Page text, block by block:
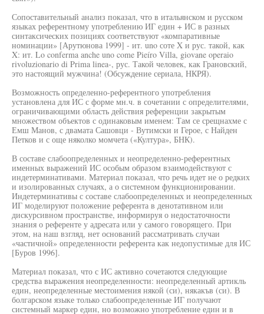
Сопоставительный анализ показал, что в итальянском и русском
языках референтному употреблению ИГ един + ИС в разных
синтаксических позициях соответствуют «компаративные
номинации» [Арутюнова 1999] - ит. uno соте X и рус. такой, как
X: ит. Lo conferma anche uno come Pieíro Villa, giovane operaio
rivoluzionario di Prima linea-, рус. Такой человек, как Грановский,
это настоящий мужчина! (Обсуждение сериала, НКРЯ).
Возможность определенно-референтного употребления
установлена для ИС с форме мн.ч. в сочетании с определителями,
ограничивающими область действия референции закрытым
множеством объектов с одинаковым именем: Там се срещнахме с
Емш Манов, с двамата Сашовци - Вутимски и Герое, с Найден
Петков и с още няколко момчета («Култура», БНК).
В составе слабоопределенных и неопределенно-референтных
именных выражений ИС особым образом взаимодействуют с
индетерминативами. Материал показал, что речь идет не о редких
и изолированных случаях, а о системном функционировании.
Индетерминативы с составе слабоопределенных и неопределенных
ИГ моделируют положение референта в денотативном или
дискурсивном пространстве, информируя о недостаточности
знания о референте у адресата или у самого говорящего. При
этом, на наш взгляд, нет оснований рассматривать случаи
«частичной» определенности референта как недопустимые для ИС
[Буров 1996].
Материал показал, что с ИС активно сочетаются следующие
средства выражения неопределенности: неопределенный артикль
един, неопределенные местоимения някой (си), някакъв (си). В
болгарском языке только слабоопределенные ИГ получают
системный маркер един, но возможно употребление един и в